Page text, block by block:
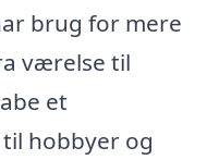
brug for mere
værelse til
et
hobbyer og